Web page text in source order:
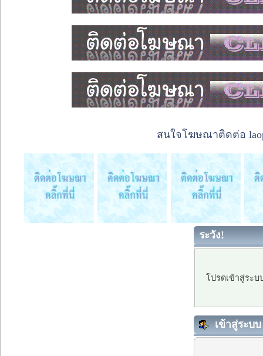
สนใจโฆษณาติดต่อ
ระวัง!
โปรดเข้าสู่ระ
เข้าสู่ระบบ